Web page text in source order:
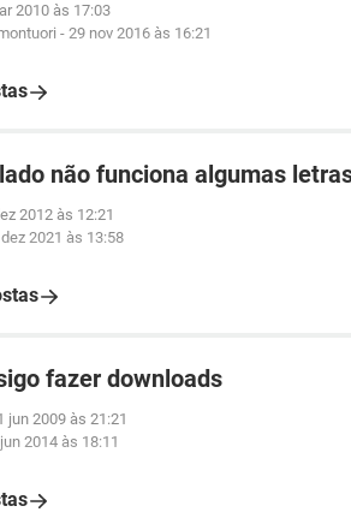
2010 às 17:03
- 29 nov 2016 às 16:21
não funciona algumas
2012 às 12:21
2021 às 13:58
fazer downloads
jun 2009 às 21:21
2014 às 18:11